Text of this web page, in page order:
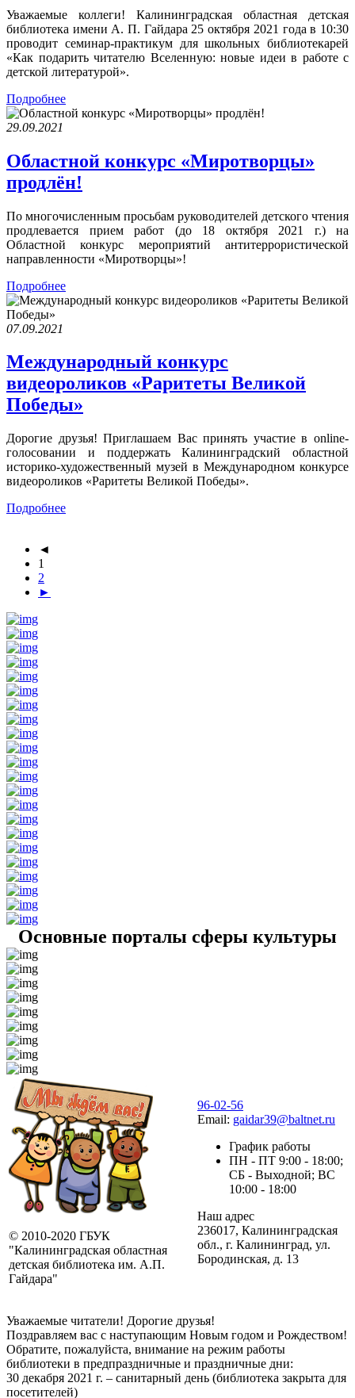
Уважаемые коллеги! Калининградская областная детская
библиотека имени А. П. Гайдара 25 октября 2021 года в 10:30
проводит семинар-практикум для школьных библиотекарей
«Как подарить читателю Вселенную: новые идеи в работе с
детской литературой».
Подробнее
29.09.2021
Областной конкурс «Миротворцы»
продлён!
По многочисленным просьбам руководителей детского чтения
продлевается прием работ (до 18 октября 2021 г.) на
Областной конкурс мероприятий антитеррористической
направленности «Миротворцы»!
Подробнее
07.09.2021
Международный конкурс
видеороликов «Раритеты Великой
Победы»
Дорогие друзья! Приглашаем Вас принять участие в online-
голосовании и поддержать Калининградский областной
историко-художественный музей в Международном конкурсе
видеороликов «Раритеты Великой Победы».
Подробнее
◄
1
2
►
Основные порталы сферы культуры
© 2010-2020 ГБУК
"Калининградская областная
детская библиотека им. А.П.
Гайдара"
96-02-56
Email: gaidar39@baltnet.ru
График работы
ПН - ПТ 9:00 - 18:00;
СБ - Выходной; ВС
10:00 - 18:00
Наш адрес
236017, Калининградская
обл., г. Калининград, ул.
Бородинская, д. 13
Уважаемые читатели! Дорогие друзья!
Поздравляем вас с наступающим Новым годом и Рождеством!
Обратите, пожалуйста, внимание на режим работы
библиотеки в предпраздничные и праздничные дни:
30 декабря 2021 г. – санитарный день (библиотека закрыта для
посетителей)